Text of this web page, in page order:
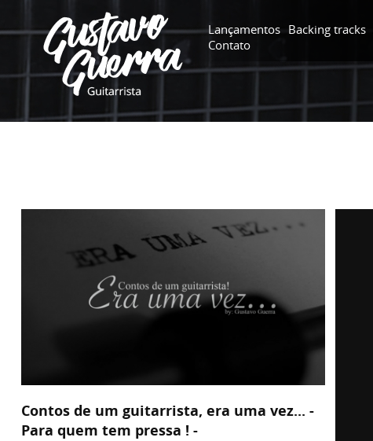
Lançamentos Backing tracks
Contato
Contos de um guitarrista, era uma vez... -
Para quem tem pressa ! -